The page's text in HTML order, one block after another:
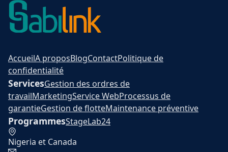
AccueilA proposBlogContactPolitique de
confidentialité
ServicesGestion des ordres de
travailMarketingService WebProcessus de
garantieGestion de flotteMaintenance préventive
ProgrammesStageLab24
Nigeria et Canada